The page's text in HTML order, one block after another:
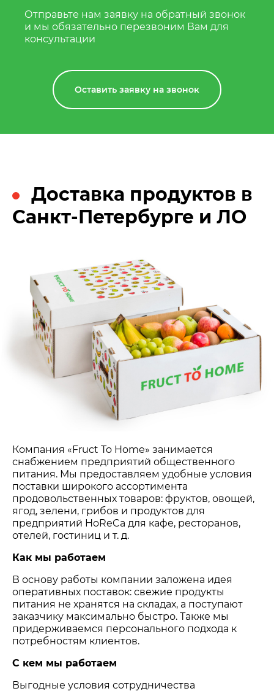
Отправьте нам заявку на обратный звонок
и мы обязательно перезвоним Вам для
консультации
Оставить заявку на звонок
Доставка продуктов в
Санкт-Петербурге и ЛО
Компания «Fruct To Home» занимается
снабжением предприятий общественного
питания. Мы предоставляем удобные условия
поставки широкого ассортимента
продовольственных товаров: фруктов, овощей,
ягод, зелени, грибов и продуктов для
предприятий HoReCa для кафе, ресторанов,
отелей, гостиниц и т. д.
Как мы работаем
В основу работы компании заложена идея
оперативных поставок: свежие продукты
питания не хранятся на складах, а поступают
заказчику максимально быстро. Также мы
придерживаемся персонального подхода к
потребностям клиентов.
С кем мы работаем
Выгодные условия сотрудничества